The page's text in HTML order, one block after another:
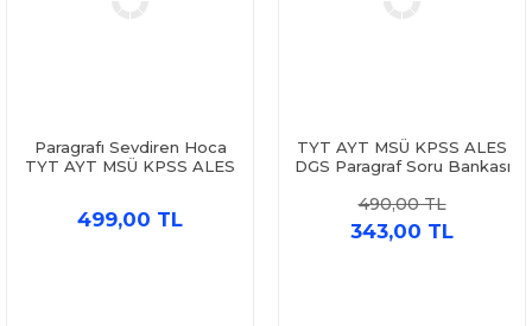
Paragrafı Sevdiren Hoca
TYT AYT MSÜ KPSS ALES
Kitap
499,00 TL
TYT AYT MSÜ KPSS ALES
DGS Paragraf Soru Bankası
490,00 TL
343,00 TL